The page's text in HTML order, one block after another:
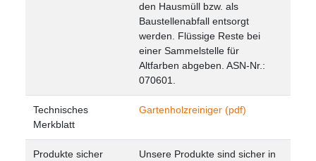
den Hausmüll bzw. als
Baustellenabfall entsorgt
werden. Flüssige Reste bei
einer Sammelstelle für
Altfarben abgeben. ASN-Nr.:
070601.
Technisches
Merkblatt
Gartenholzreiniger (pdf)
Produkte sicher
Unsere Produkte sind sicher in